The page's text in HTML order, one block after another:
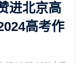
进北京高
高考作